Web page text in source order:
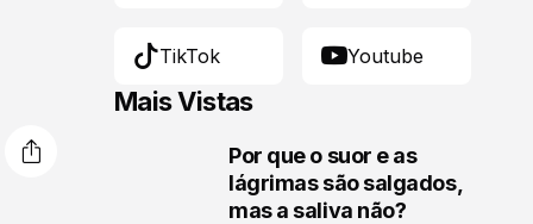
TikTok Youtube
Mais Vistas
Por que o suor e as
lágrimas são salgados,
mas a saliva não?